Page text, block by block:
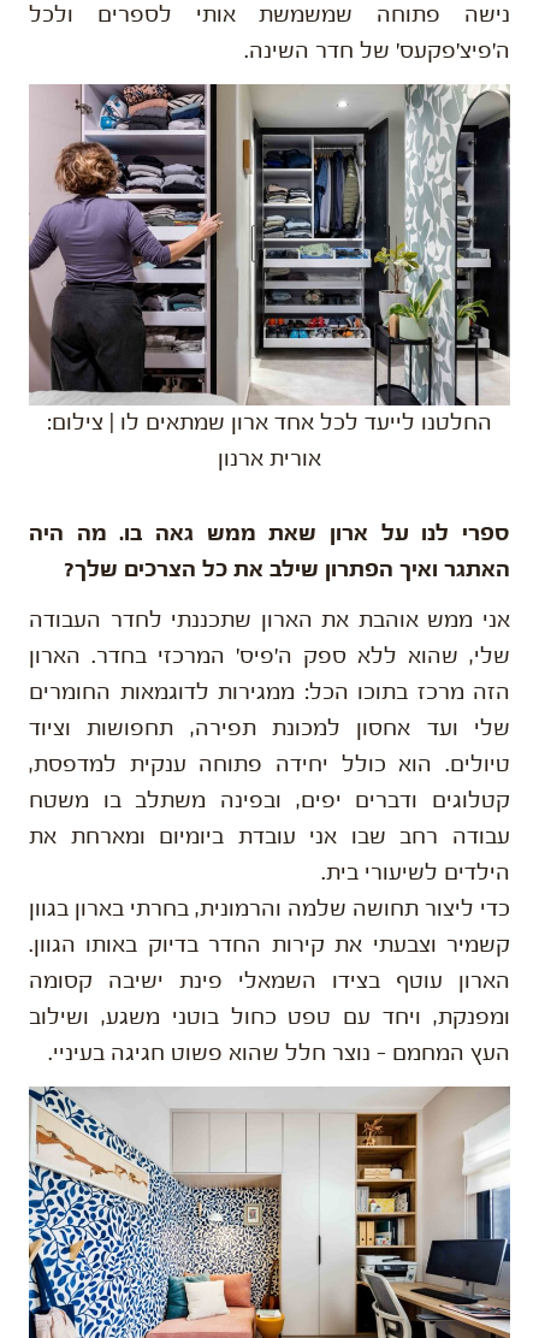
נישה פתוחה שמשמשת אותי לספרים ולכל
ה'פיצ'פקעס' של חדר השינה.
החלטנו לייעד לכל אחד ארון שמתאים לו | צילום:
אורית ארנון
ספרי לנו על ארון שאת ממש גאה בו. מה היה
האתגר ואיך הפתרון שילב את כל הצרכים שלך?
אני ממש אוהבת את הארון שתכננתי לחדר העבודה
שלי, שהוא ללא ספק ה'פיס' המרכזי בחדר. הארון
הזה מרכז בתוכו הכל: ממגירות לדוגמאות החומרים
שלי ועד אחסון למכונת תפירה, תחפושות וציוד
טיולים. הוא כולל יחידה פתוחה ענקית למדפסת,
קטלוגים ודברים יפים, ובפינה משתלב בו משטח
עבודה רחב שבו אני עובדת ביומיום ומארחת את
הילדים לשיעורי בית.
כדי ליצור תחושה שלמה והרמונית, בחרתי בארון בגוון
קשמיר וצבעתי את קירות החדר בדיוק באותו הגוון.
הארון עוטף בצידו השמאלי פינת ישיבה קסומה
ומפנקת, ויחד עם טפט כחול בוטני משגע, ושילוב
העץ המחמם – נוצר חלל שהוא פשוט חגיגה בעיניי.